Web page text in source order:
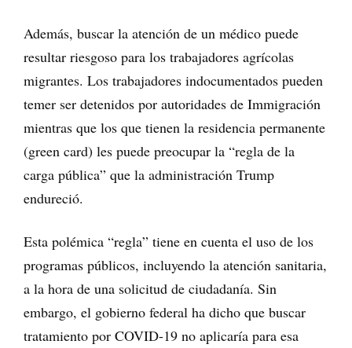
Además, buscar la atención de un médico puede
resultar riesgoso para los trabajadores agrícolas
migrantes. Los trabajadores indocumentados pueden
temer ser detenidos por autoridades de Immigración
mientras que los que tienen la residencia permanente
(green card) les puede preocupar la “regla de la
carga pública” que la administración Trump
endureció.
Esta polémica “regla” tiene en cuenta el uso de los
programas públicos, incluyendo la atención sanitaria,
a la hora de una solicitud de ciudadanía. Sin
embargo, el gobierno federal ha dicho que buscar
tratamiento por COVID-19 no aplicaría para esa